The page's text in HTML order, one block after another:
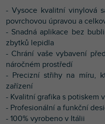
- Vysoce kvalitní vinylová
povrchovou úpravou a
- Snadná aplikace bez
zbytků lepidla
- Chrání vaše vybavení
náročném prostředí
- Precizní střihy na míru,
zařízení
- Kvalitní grafika s potiskem
- Profesionální a funkční
- 100% vyrobeno v Itálii